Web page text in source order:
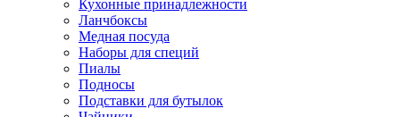
Кухонные принадлежности
Ланчбоксы
Медная посуда
Наборы для специй
Пиалы
Подносы
Подставки для бутылок